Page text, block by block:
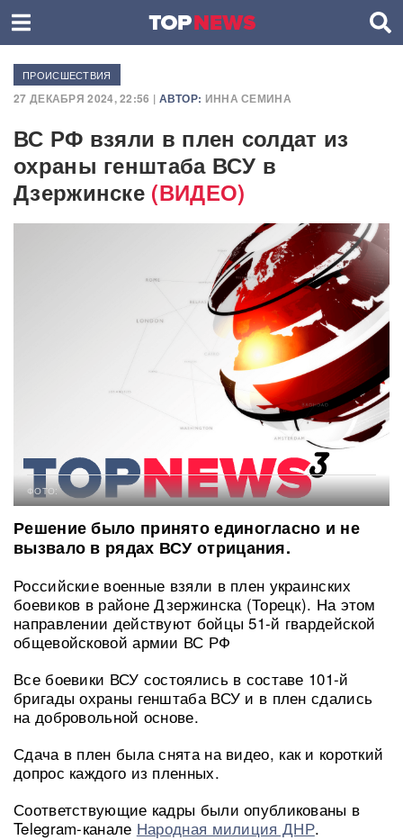
ПРОИСШЕСТВИЯ
27 ДЕКАБРЯ 2024, 22:56 | АВТОР: ИННА СЕМИНА
ВС РФ взяли в плен солдат из
охраны генштаба ВСУ в
Дзержинске (ВИДЕО)
ФОТО:
Решение было принято единогласно и не
вызвало в рядах ВСУ отрицания.
Российские военные взяли в плен украинских
боевиков в районе Дзержинска (Торецк). На этом
направлении действуют бойцы 51-й гвардейской
общевойсковой армии ВС РФ
Все боевики ВСУ состоялись в составе 101-й
бригады охраны генштаба ВСУ и в плен сдались
на добровольной основе.
Сдача в плен была снята на видео, как и короткий
допрос каждого из пленных.
Соответствующие кадры были опубликованы в
Telegram-канале Народная милиция ДНР.